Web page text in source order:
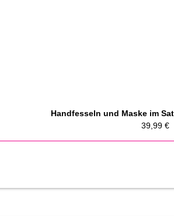
Handfesseln und Maske im
39,99 €